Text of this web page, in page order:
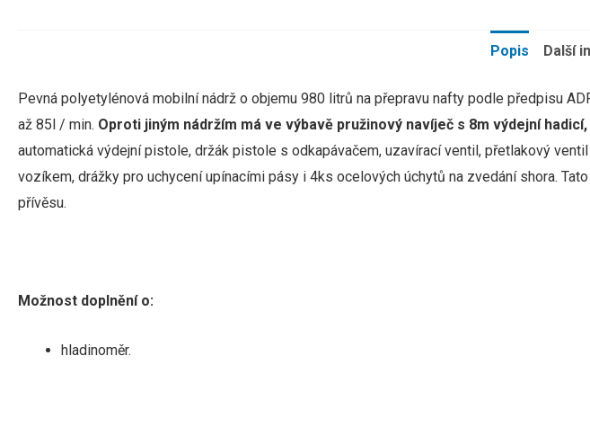
Popis Další
Pevná polyetylénová mobilní nádrž o objemu 980 litrů na přepravu nafty podle předpisu
až 85l / min. Oproti jiným nádržím má ve výbavě pružinový navíječ s 8m výdejní hadicí,
automatická výdejní pistole, držák pistole s odkapávačem, uzavírací ventil, přetlakový ventil
vozíkem, drážky pro uchycení upínacími pásy i 4ks ocelových úchytů na zvedání shora.
přívěsu.
Možnost doplnění o:
hladinoměr.